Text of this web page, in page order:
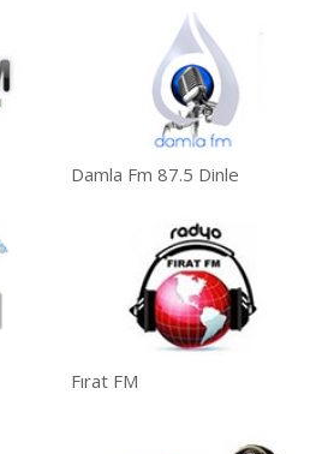
Damla Fm 87.5 Dinle
Fırat FM